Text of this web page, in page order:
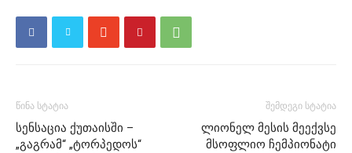
წინა სტატია
სენსაცია ქუთაისში –
„გაგრამ“ „ტორპედოს“
შემდეგი სტატია
ლიონელ მესის მეექვსე
მსოფლიო ჩემპიონატი